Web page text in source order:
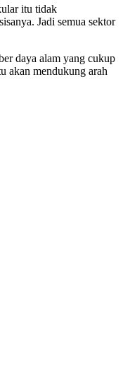
itu tidak
Jadi semua sektor
daya alam yang cukup
akan mendukung arah